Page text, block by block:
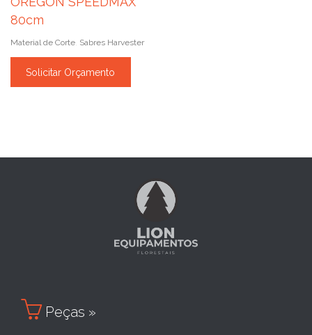
80cm
Material de Corte Sabres Harvester
Solicitar Orçamento
 Peças »